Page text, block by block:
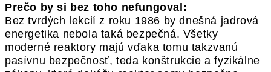
Prečo by si bez toho nefungoval:
Bez tvrdých lekcií z roku 1986 by dnešná jadrová
energetika nebola taká bezpečná. Všetky
moderné reaktory majú vďaka tomu takzvanú
pasívnu bezpečnosť, teda konštrukcie a fyzikálne